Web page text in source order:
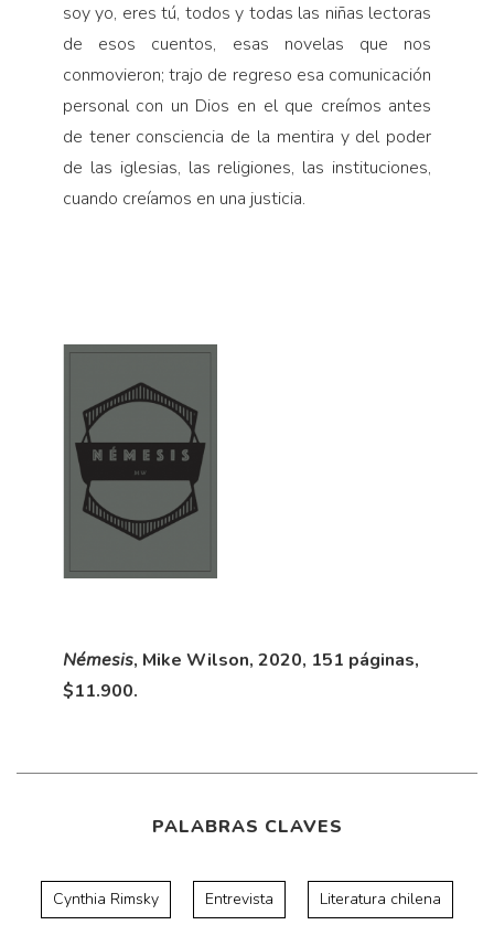
soy yo, eres tú, todos y todas las niñas lectoras
de esos cuentos, esas novelas que nos
conmovieron; trajo de regreso esa comunicación
personal con un Dios en el que creímos antes
de tener consciencia de la mentira y del poder
de las iglesias, las religiones, las instituciones,
cuando creíamos en una justicia.
Némesis, Mike Wilson, 2020, 151 páginas,
$11.900.
PALABRAS CLAVES
Cynthia Rimsky Entrevista Literatura chilena